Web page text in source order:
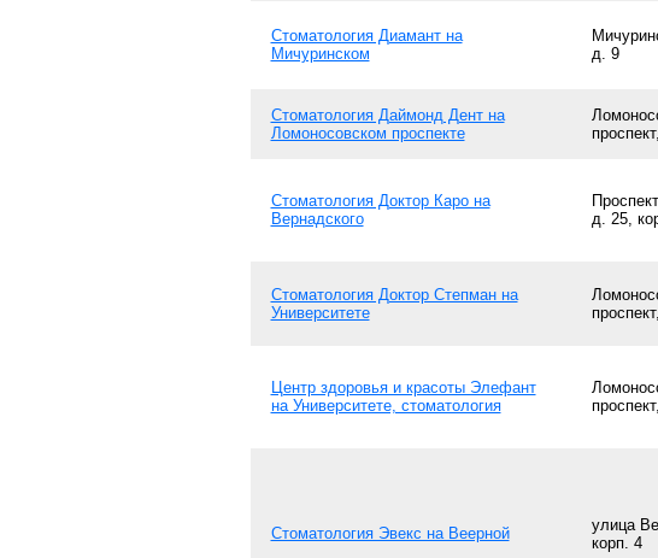
Стоматология Диамант на
Мичуринском
д. 9
Стоматология Даймонд Дент на
Ломоносовском проспекте
Стоматология Доктор Каро на
Вернадского
д. 25,
Стоматология Доктор Степман на
Университете
Центр здоровья и красоты Элефант
на Университете, стоматология
Стоматология Эвекс на Веерной
улица
корп. 4